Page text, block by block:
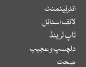
انٹرٹینمنٹ
لائف اسٹائل
ٹاپ ٹرینڈ
دلچسپ و عجیب
صحت